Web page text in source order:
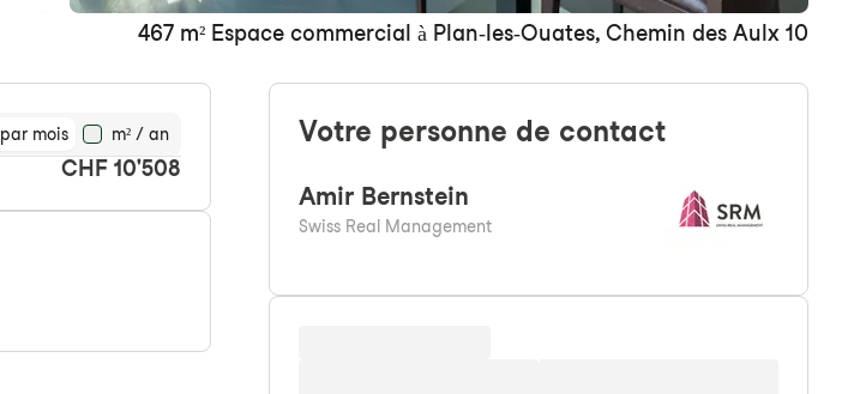
467 m² Espace commercial à Plan-les-Ouates, Chemin des Aulx 10
par mois m² / an
CHF 10'508
Votre personne de contact
Amir Bernstein
Swiss Real Management